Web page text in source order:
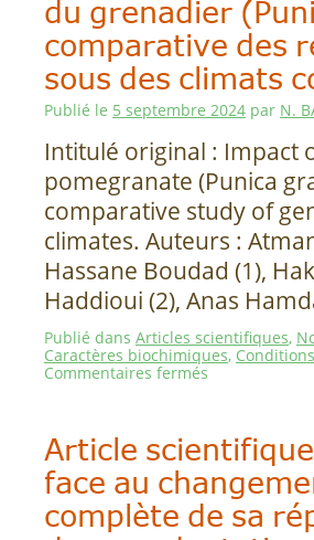
du grenadier
comparative des
sous des climats
Publié le 5 septembre 2024 par N.
Intitulé original : Impact
pomegranate (Punica
comparative study of
climates. Auteurs :
Hassane Boudad (1),
Haddioui (2), Anas
Publié dans Articles scientifiques,
Caractères biochimiques,
Commentaires fermés
Article
face au
complète de sa